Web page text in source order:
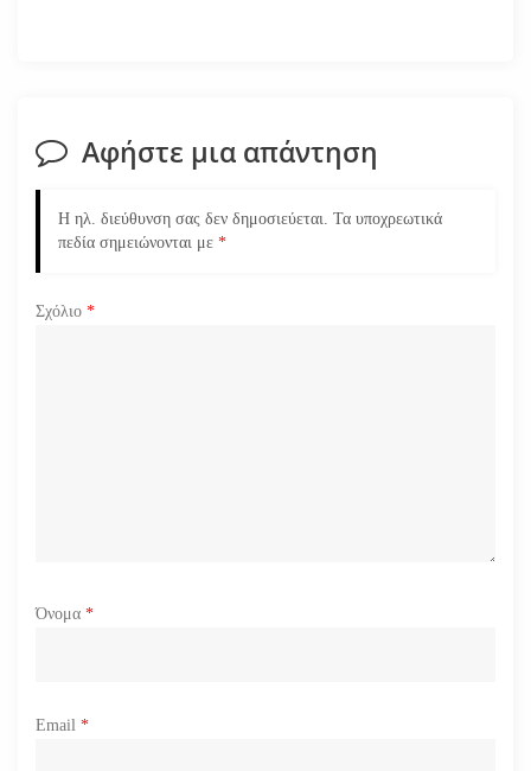
η
ά
θ
Αφήστε μια απάντηση
Η ηλ. διεύθυνση σας δεν δημοσιεύεται. Τα υποχρεωτικά
πεδία σημειώνονται με *
Σχόλιο *
Όνομα *
Email *